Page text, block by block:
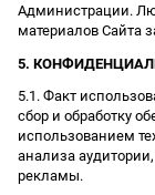
Администрации.
материалов Сайта
5.
5.1. Факт
сбор и обработку
использованием
анализа
рекламы.